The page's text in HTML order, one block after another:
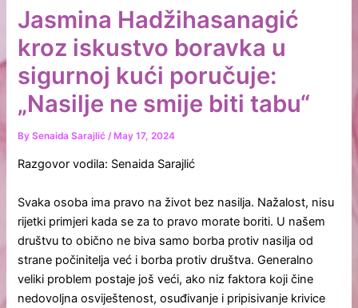
Jasmina Hadžihasanagić
kroz iskustvo boravka u
sigurnoj kući poručuje:
„Nasilje ne smije biti tabu“
BySenaida Sarajlić /May 17, 2024
Razgovor vodila: Senaida Sarajlić
Svaka osoba ima pravo na život bez nasilja. Nažalost, nisu
rijetki primjeri kada se za to pravo morate boriti. U našem
društvu to obično ne biva samo borba protiv nasilja od
strane počinitelja već i borba protiv društva. Generalno
veliki problem postaje još veći, ako niz faktora koji čine
nedovoljna osviještenost, osuđivanje i pripisivanje krivice